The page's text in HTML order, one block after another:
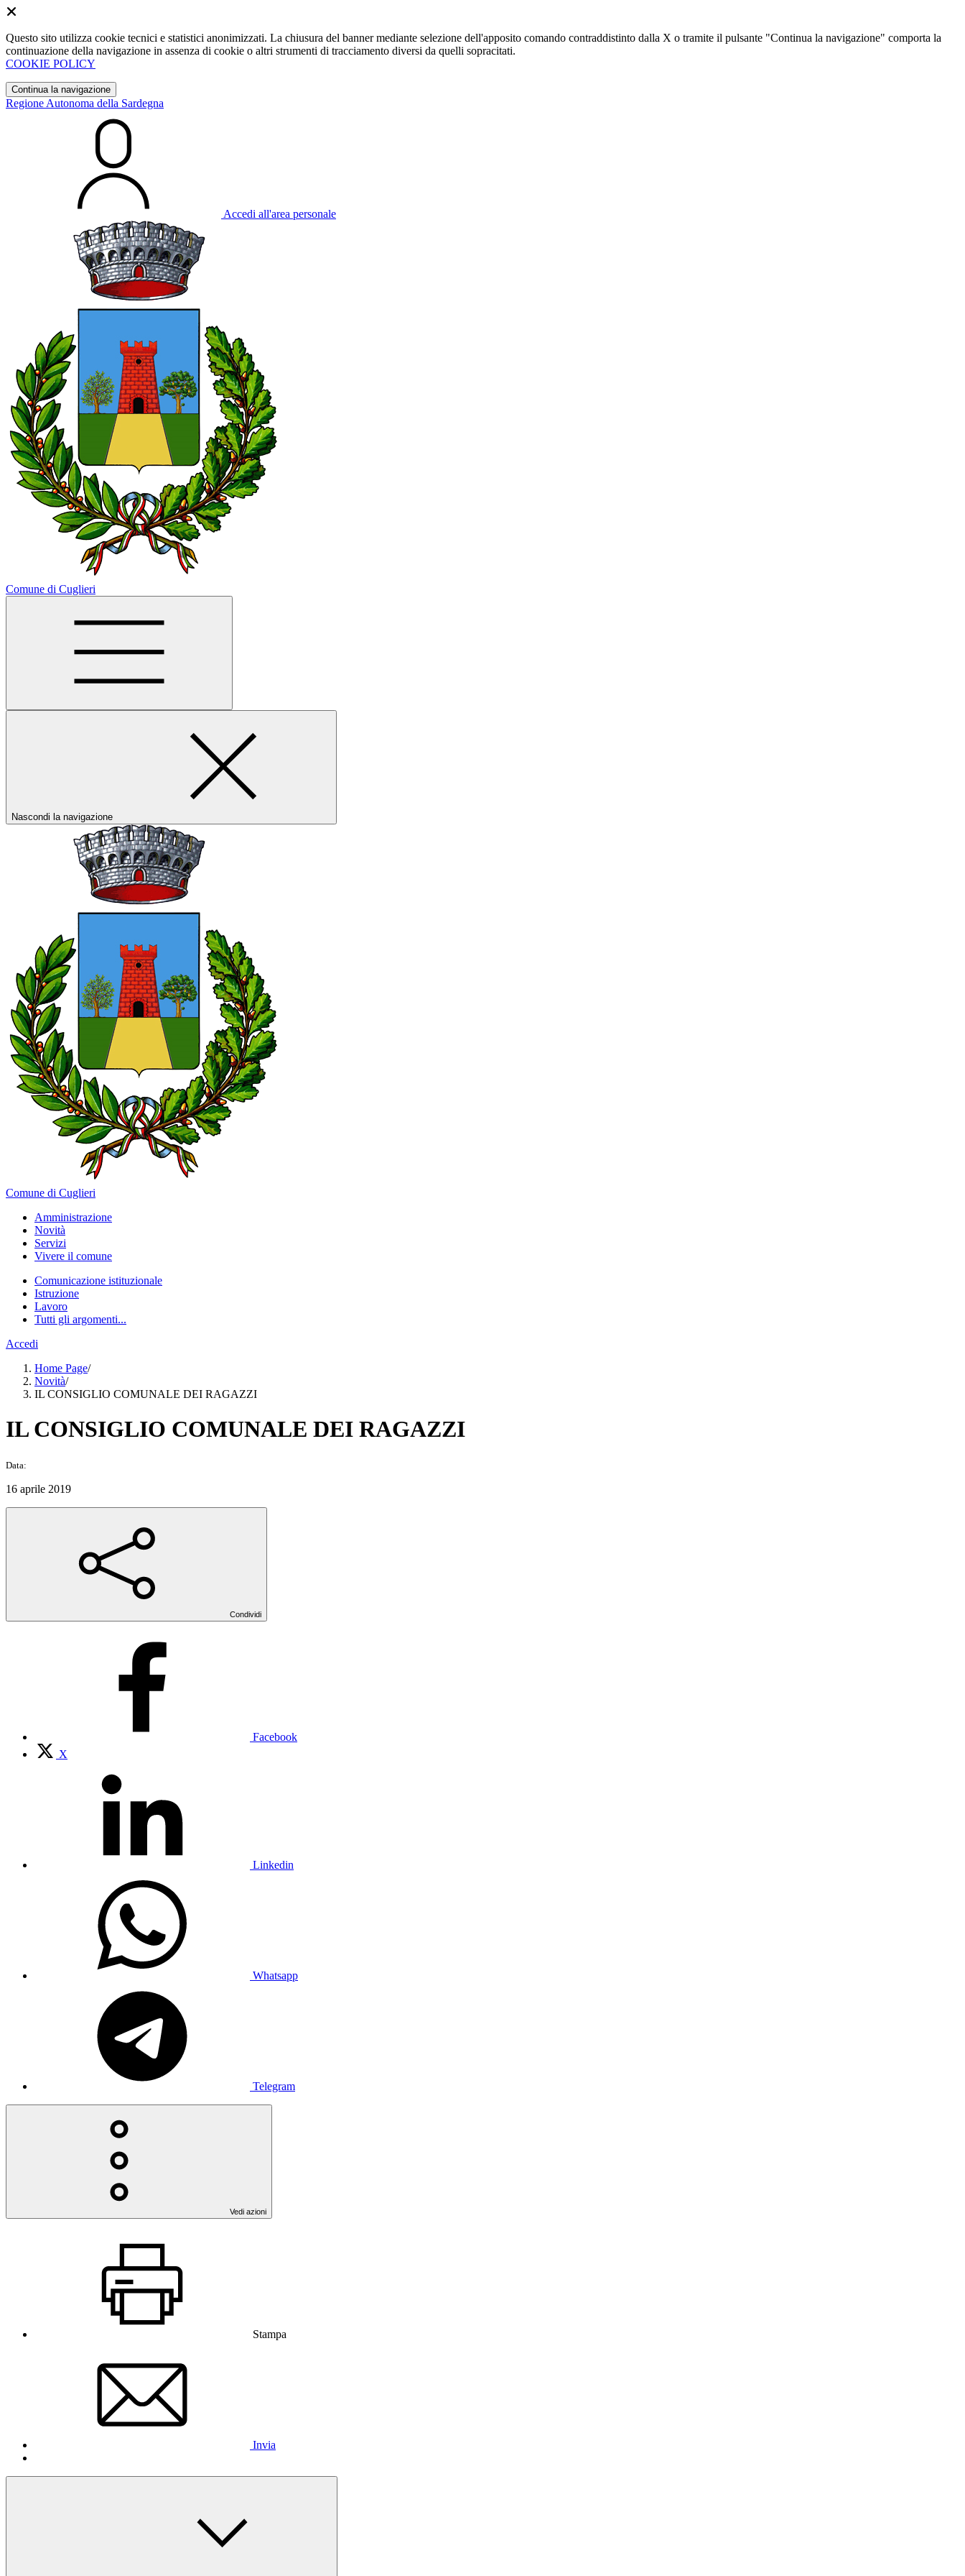
Questo sito utilizza cookie tecnici e statistici anonimizzati. La chiusura del banner mediante selezione dell'apposito comando contraddistinto dalla X o tramite il pulsante "Continua la navigazione" comporta la
continuazione della navigazione in assenza di cookie o altri strumenti di tracciamento diversi da quelli sopracitati.
COOKIE POLICY
Continua la navigazione
Regione Autonoma della Sardegna
Accedi all'area personale
Comune di Cuglieri
Nascondi la navigazione
Comune di Cuglieri
Amministrazione
Novità
Servizi
Vivere il comune
Comunicazione istituzionale
Istruzione
Lavoro
Tutti gli argomenti...
Accedi
Home Page/
Novità/
IL CONSIGLIO COMUNALE DEI RAGAZZI
IL CONSIGLIO COMUNALE DEI RAGAZZI
Data:
16 aprile 2019
Condividi
Facebook
X
Linkedin
Whatsapp
Telegram
Vedi azioni
Stampa
Invia